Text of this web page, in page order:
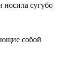
носила сугубо
собой